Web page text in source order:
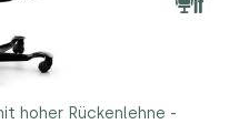
hoher Rückenlehne -